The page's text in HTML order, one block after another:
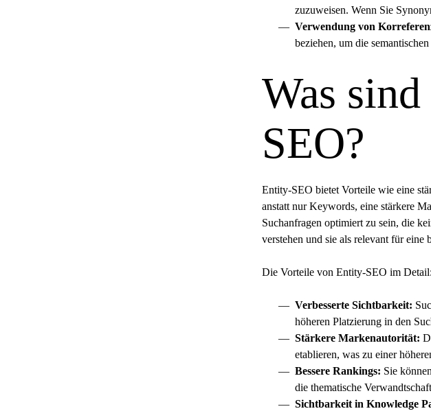
zuzuweisen. Wenn Sie
Verwendung von
beziehen, um die
Was
SEO?
Entity-SEO bietet Vorteile wie eine
anstatt nur Keywords, eine stärkere
Suchanfragen optimiert zu sein, die
verstehen und sie als relevant für eine
Die Vorteile von Entity-SEO im Detail:
Verbesserte Sichtbarkeit:
höheren Platzierung in den
Stärkere Markenautorität:
etablieren, was zu einer
Bessere Rankings: Sie
die thematische
Sichtbarkeit in Knowledge